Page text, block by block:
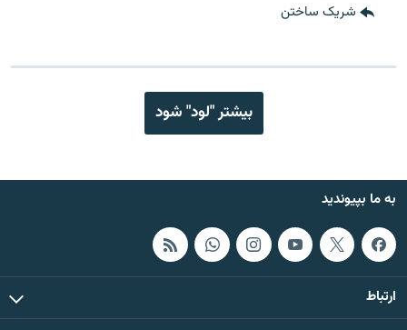
شریک ساختن
بیشتر "لود" شود
به ما بپیوندید
ارتباط